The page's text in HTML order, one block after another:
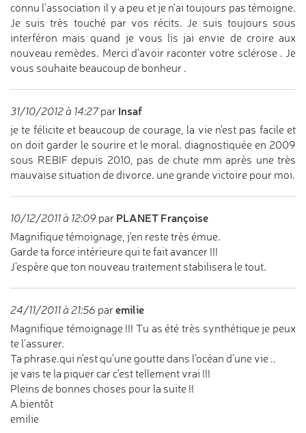
connu l'association il y a peu et je n'ai toujours pas témoigne.
Je suis très touché par vos récits. Je suis toujours sous
interféron mais quand je vous lis jai envie de croire aux
nouveau remèdes. Merci d'avoir raconter votre sclérose . Je
vous souhaite beaucoup de bonheur .
31/10/2012 à 14:27par Insaf
je te félicite et beaucoup de courage, la vie n'est pas facile et
on doit garder le sourire et le moral. diagnostiquée en 2009
sous REBIF depuis 2010, pas de chute mm après une très
mauvaise situation de divorce. une grande victoire pour moi.
10/12/2011 à 12:09 par PLANET Françoise
Magnifique témoignage, j'en reste très émue.
Garde ta force intérieure qui te fait avancer !!!
J'espère que ton nouveau traitement stabilisera le tout.
24/11/2011 à 21:56 par emilie
Magnifique témoignage !!! Tu as été très synthétique je peux
te l'assurer.
Ta phrase.qui n’est qu’une goutte dans l’océan d’une vie ..
je vais te la piquer car c'est tellement vrai !!!
Pleins de bonnes choses pour la suite !!
A bientôt
emilie